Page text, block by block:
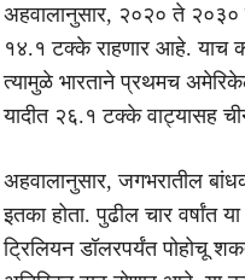
अहवालानुसार, २०२० ते २०३०
१४.१ टक्के राहणार आहे. याच
त्यामुळे भारताने प्रथमच
यादीत २६.१ टक्के वाट्यासह
अहवालानुसार, जगभरातील
इतका होता. पुढील चार वर्षांत
ट्रिलियन डॉलरपर्यंत पोहोचू